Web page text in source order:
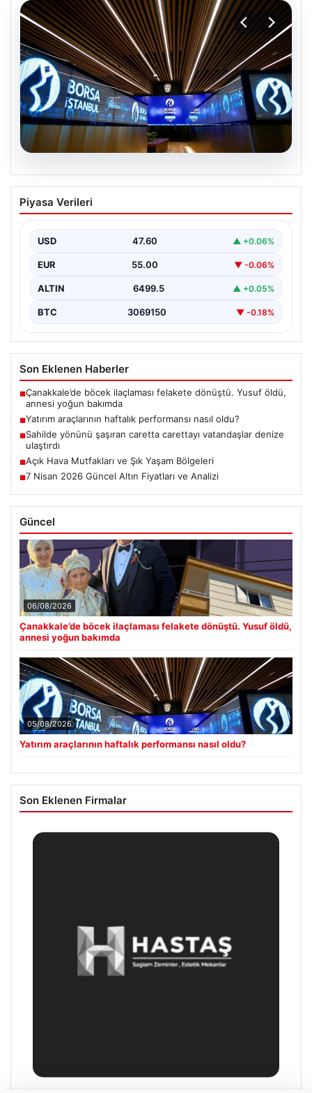
05.08.2026
Yatırım araçlarının haftalık performansı
nasıl oldu?
Piyasa Verileri
USD 47.60 ▲ +0.06%
EUR 55.00 ▼ -0.06%
ALTIN 6499.5 ▲ +0.05%
BTC 3069150 ▼ -0.18%
Son Eklenen Haberler
■Çanakkale’de böcek ilaçlaması felakete dönüştü. Yusuf öldü,
annesi yoğun bakımda
■Yatırım araçlarının haftalık performansı nasıl oldu?
■Sahilde yönünü şaşıran caretta carettayı vatandaşlar denize
ulaştırdı
■Açık Hava Mutfakları ve Şık Yaşam Bölgeleri
■7 Nisan 2026 Güncel Altın Fiyatları ve Analizi
Güncel
06/08/2026
Çanakkale’de böcek ilaçlaması felakete dönüştü. Yusuf öldü,
annesi yoğun bakımda
05/08/2026
Yatırım araçlarının haftalık performansı nasıl oldu?
Son Eklenen Firmalar